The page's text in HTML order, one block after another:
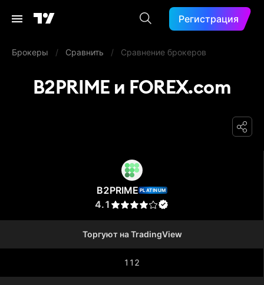
Регистрация
Брокеры / Сравнить / Сравнение брокеров
B2PRIME и FOREX.com
B2PRIME PLATINUM
4.1
Торгуют на TradingView
112